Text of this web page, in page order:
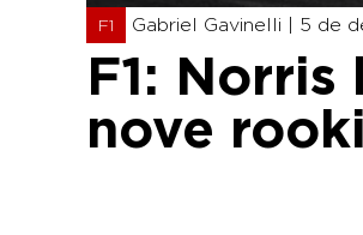
F1 Gabriel Gavinelli | 5 de
F1:
nove